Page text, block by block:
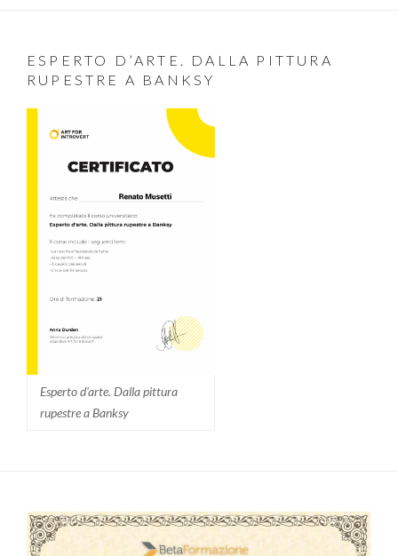
ESPERTO D’ARTE. DALLA PITTURA
RUPESTRE A BANKSY
Esperto d'arte. Dalla pittura
rupestre a Banksy